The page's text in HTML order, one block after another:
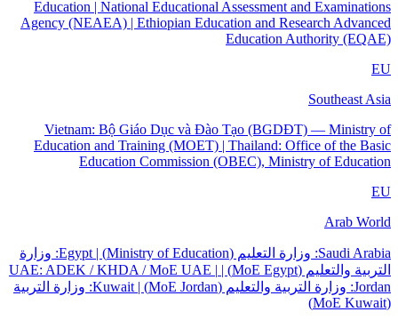
Education | National Educational Assessment and Examinations
Agency (NEAEA) | Ethiopian Education and Research Advanced
Education Authority (EQAE)
EU
Southeast Asia
Vietnam: Bộ Giáo Dục và Đào Tạo (BGDĐT) — Ministry of
Education and Training (MOET) | Thailand: Office of the Basic
Education Commission (OBEC), Ministry of Education
EU
Arab World
Saudi Arabia: وزارة التعليم (Ministry of Education) | Egypt: وزارة
التربية والتعليم (MoE Egypt) | UAE: ADEK / KHDA / MoE UAE |
Jordan: وزارة التربية والتعليم (MoE Jordan) | Kuwait: وزارة التربية
(MoE Kuwait)